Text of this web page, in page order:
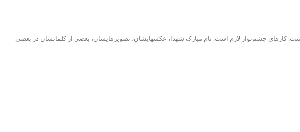
کارهای چشم‌نواز لازم است. نام مبارک شهدا، عکسهایشان، تصویرهایشان، بعضی از کلماتشان در بعضی